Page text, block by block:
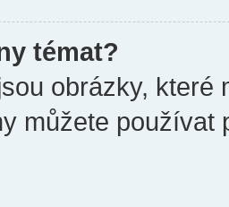
témat?
obrázky,
můžete používat